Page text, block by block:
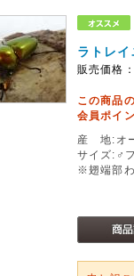
ラトレ
販売価格
この商品
会員ポイ
産 地:オ
サイズ:♂
※翅端部